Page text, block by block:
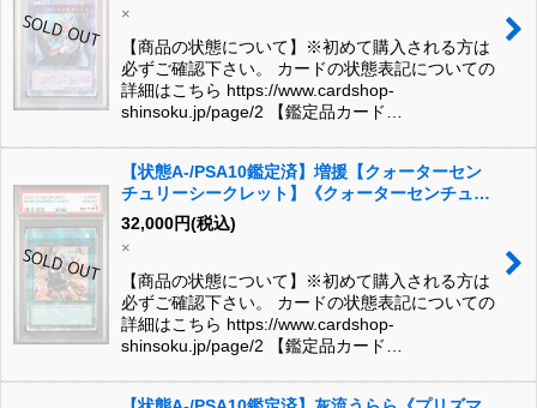
×
【商品の状態について】※初めて購入される方は
必ずご確認下さい。 カードの状態表記についての
詳細はこちら https://www.cardshop-
shinsoku.jp/page/2 【鑑定品カード…
【状態A-/PSA10鑑定済】増援【クォーターセン
チュリーシークレット】《クォーターセンチュリ
ー》{ART1-JP001}
32,000円(税込)
×
【商品の状態について】※初めて購入される方は
必ずご確認下さい。 カードの状態表記についての
詳細はこちら https://www.cardshop-
shinsoku.jp/page/2 【鑑定品カード…